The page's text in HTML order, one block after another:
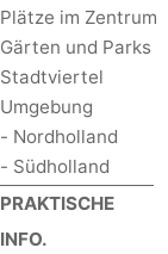
Plätze im Zentrum
Gärten und Parks
Stadtviertel
Umgebung
- Nordholland
- Südholland
PRAKTISCHE
INFO.